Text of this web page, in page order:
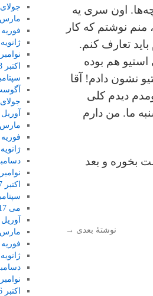
اون سری یه
نوشتم که کار
تعارف کنم.
هم بوده
نشون دادم! آقا
دیدم کلی
ما. من دارم
بخوره و بعد
نوشتهٔ بعدی →
جولای 2019
مارس 2019
فوریه 2019
ژانویه 2019
نوامبر 2018
اکتبر 2018
سپتامبر
آگوست
جولای 2018
آوریل 2018
مارس 2018
فوریه 2018
ژانویه 2018
دسامبر
نوامبر 2017
اکتبر 2017
سپتامبر
می 2017
آوریل 2017
مارس 2017
فوریه 2017
ژانویه 2017
دسامبر
نوامبر 2016
اکتبر 2016